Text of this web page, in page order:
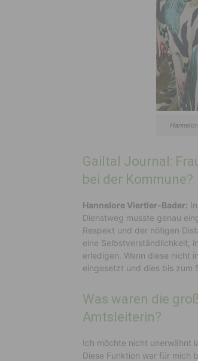
Gailtal Journal:
bei der Kommune?
Hannelore Viertler-Bader:
Dienstweg musste genau
Respekt und der nötigen
eine Selbstverständlichkeit,
erledigen. Wenn diese nicht
eingesetzt und dies bis zum
Was waren die
Amtsleiterin?
Ich möchte nicht unerwähnt
Diese Funktion war für mich